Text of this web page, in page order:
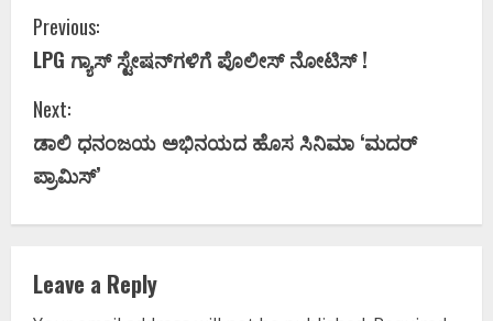
C
o
n
t
i
n
u
Previous:
LPG ಗ್ಯಾಸ್ ಸ್ಟೇಷನ್‌ಗಳಿಗೆ ಪೊಲೀಸ್ ನೋಟಿಸ್ !
Next:
ಡಾಲಿ ಧನಂಜಯ ಅಭಿನಯದ ಹೊಸ ಸಿನಿಮಾ ‘ಮದರ್‌
ಪ್ರಾಮಿಸ್’‌
Leave a Reply